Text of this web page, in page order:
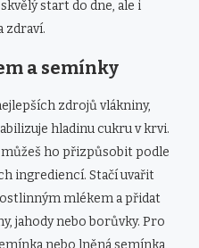
start do dne, ale i
zdraví.
a semínky
zdrojů vlákniny,
hladinu cukru v krvi.
ho přizpůsobit podle
ingrediencí. Stačí uvařit
mlékem a přidat
jahody nebo borůvky. Pro
nebo lněná semínka,